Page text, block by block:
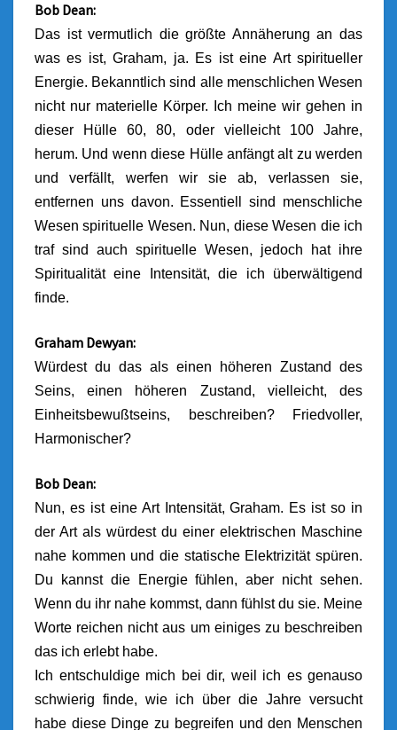
Bob Dean:
Das ist vermutlich die größte Annäherung an das
was es ist, Graham, ja. Es ist eine Art spiritueller
Energie. Bekanntlich sind alle menschlichen Wesen
nicht nur materielle Körper. Ich meine wir gehen in
dieser Hülle 60, 80, oder vielleicht 100 Jahre,
herum. Und wenn diese Hülle anfängt alt zu werden
und verfällt, werfen wir sie ab, verlassen sie,
entfernen uns davon. Essentiell sind menschliche
Wesen spirituelle Wesen. Nun, diese Wesen die ich
traf sind auch spirituelle Wesen, jedoch hat ihre
Spiritualität eine Intensität, die ich überwältigend
finde.
Graham Dewyan:
Würdest du das als einen höheren Zustand des
Seins, einen höheren Zustand, vielleicht, des
Einheitsbewußtseins, beschreiben? Friedvoller,
Harmonischer?
Bob Dean:
Nun, es ist eine Art Intensität, Graham. Es ist so in
der Art als würdest du einer elektrischen Maschine
nahe kommen und die statische Elektrizität spüren.
Du kannst die Energie fühlen, aber nicht sehen.
Wenn du ihr nahe kommst, dann fühlst du sie. Meine
Worte reichen nicht aus um einiges zu beschreiben
das ich erlebt habe.
Ich entschuldige mich bei dir, weil ich es genauso
schwierig finde, wie ich über die Jahre versucht
habe diese Dinge zu begreifen und den Menschen